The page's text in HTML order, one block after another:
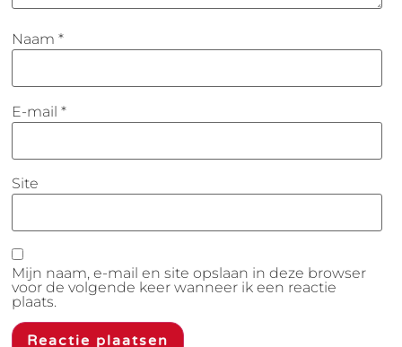
Naam*
E-mail*
Site
Mijn naam, e-mail en site opslaan in deze browser
voor de volgende keer wanneer ik een reactie
plaats.